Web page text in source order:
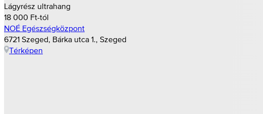
Lágyrész ultrahang
18 000 Ft-tól
NOÉ Egészségközpont
6721 Szeged, Bárka utca 1., Szeged
Térképen